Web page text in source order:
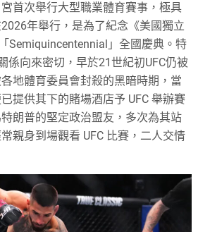
首次舉行大型職業體育賽事，極具
年舉行，是為了紀念《美國獨立
Semiquincentennial」全國慶典。特
係向來密切，早於21世紀初UFC仍被
地體育委員會封殺的黑暗時期，當
提供其下的賭場酒店予 UFC 舉辦賽
朗普的堅定政治盟友，多次為其站
親身到場觀看 UFC 比賽，二人交情